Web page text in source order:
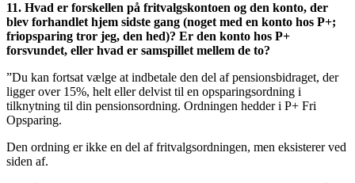
11. Hvad er forskellen på fritvalgskontoen og den konto, der
blev forhandlet hjem sidste gang (noget med en konto hos P+;
friopsparing tror jeg, den hed)? Er den konto hos P+
forsvundet, eller hvad er samspillet mellem de to?
”Du kan fortsat vælge at indbetale den del af pensionsbidraget, der
ligger over 15%, helt eller delvist til en opsparingsordning i
tilknytning til din pensionsordning. Ordningen hedder i P+ Fri
Opsparing.
Den ordning er ikke en del af fritvalgsordningen, men eksisterer ved
siden af.